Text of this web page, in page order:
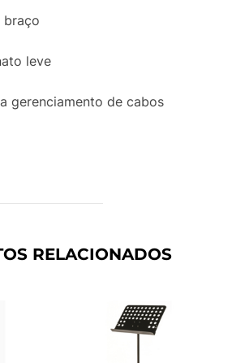
braço
leve
gerenciamento de cabos
RELACIONADOS